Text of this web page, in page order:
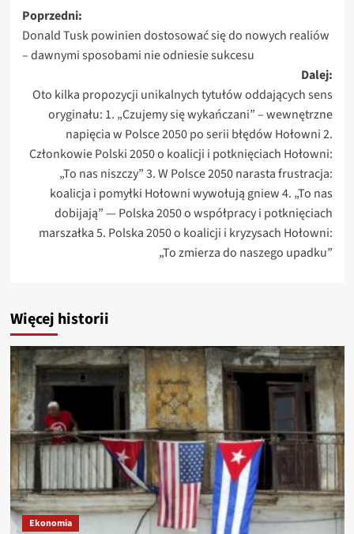
Zobacz
wpisy
Poprzedni:
Donald Tusk powinien dostosować się do nowych realiów
– dawnymi sposobami nie odniesie sukcesu
Dalej:
Oto kilka propozycji unikalnych tytułów oddających sens
oryginału: 1. „Czujemy się wykańczani” – wewnętrzne
napięcia w Polsce 2050 po serii błędów Hołowni 2.
Członkowie Polski 2050 o koalicji i potknięciach Hołowni:
„To nas niszczy” 3. W Polsce 2050 narasta frustracja:
koalicja i pomyłki Hołowni wywołują gniew 4. „To nas
dobijają” — Polska 2050 o współpracy i potknięciach
marszałka 5. Polska 2050 o koalicji i kryzysach Hołowni:
„To zmierza do naszego upadku”
Więcej historii
Ekonomia